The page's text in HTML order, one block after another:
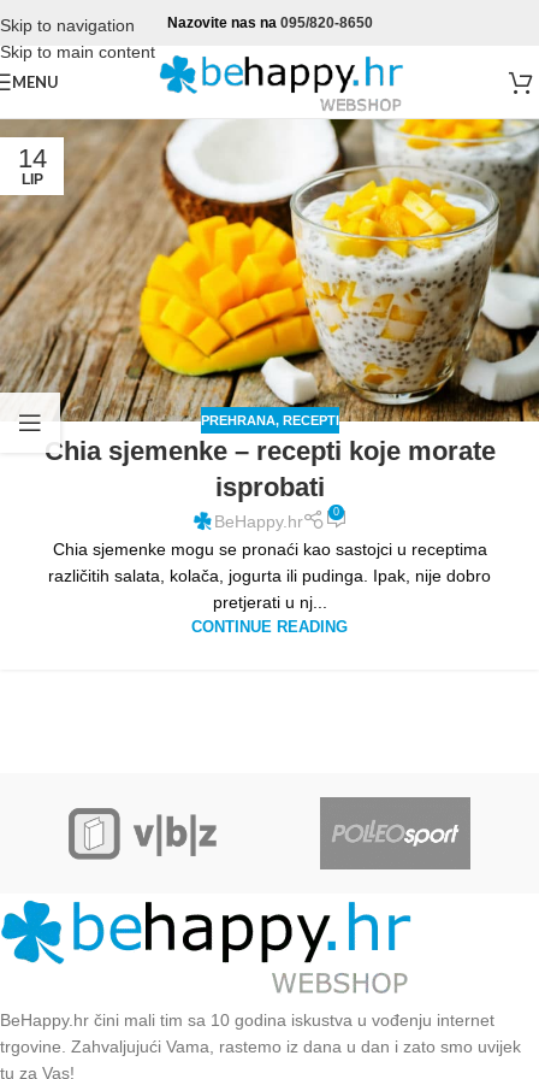
Skip to navigation
Skip to main content
Nazovite nas na 095/820-8650
MENU
14
LIP
PREHRANA, RECEPTI
Chia sjemenke – recepti koje morate
isprobati
BeHappy.hr 0
Chia sjemenke mogu se pronaći kao sastojci u receptima
različitih salata, kolača, jogurta ili pudinga. Ipak, nije dobro
pretjerati u nj...
CONTINUE READING
BeHappy.hr čini mali tim sa 10 godina iskustva u vođenju internet
trgovine. Zahvaljujući Vama, rastemo iz dana u dan i zato smo uvijek
tu za Vas!